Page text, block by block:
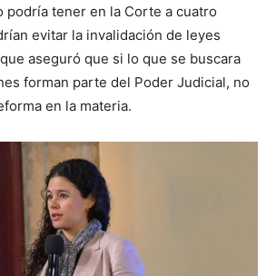
podría tener en la Corte a cuatro
evitar la invalidación de leyes
aseguró que si lo que se buscara
forman parte del Poder Judicial, no
en la materia.